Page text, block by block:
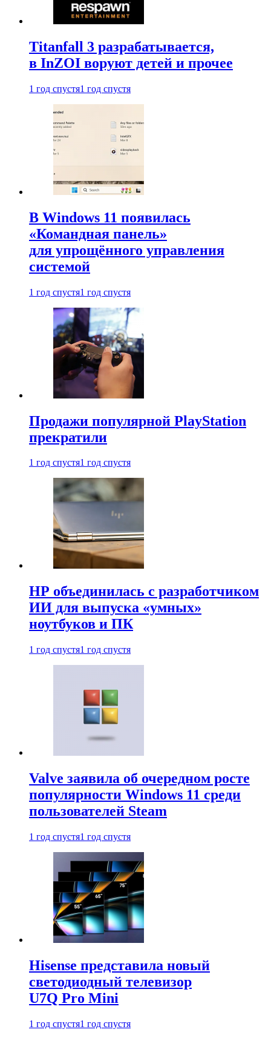
Titanfall 3 разрабатывается,
в InZOI воруют детей и прочее
1 год спустя1 год спустя
В Windows 11 появилась
«Командная панель»
для упрощённого управления
системой
1 год спустя1 год спустя
Продажи популярной PlayStation
прекратили
1 год спустя1 год спустя
HP объединилась с разработчиком
ИИ для выпуска «умных»
ноутбуков и ПК
1 год спустя1 год спустя
Valve заявила об очередном росте
популярности Windows 11 среди
пользователей Steam
1 год спустя1 год спустя
Hisense представила новый
светодиодный телевизор
U7Q Pro Mini
1 год спустя1 год спустя